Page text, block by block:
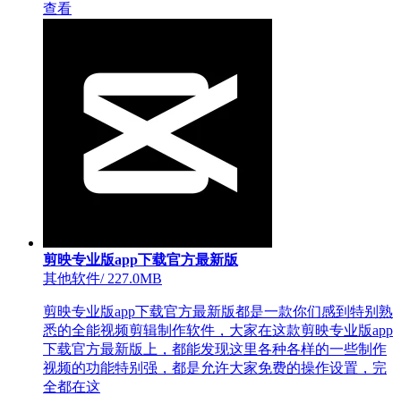
查看
剪映专业版app下载官方最新版
其他软件/227.0MB
剪映专业版app下载官方最新版都是一款你们感到特别熟
悉的全能视频剪辑制作软件，大家在这款剪映专业版app
下载官方最新版上，都能发现这里各种各样的一些制作
视频的功能特别强，都是允许大家免费的操作设置，完
全都在这